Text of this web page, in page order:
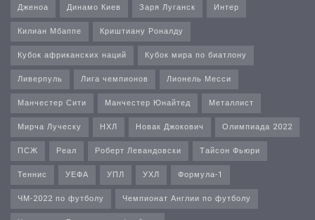
Дженоа
Динамо Киев Заря Луганск
Интер
Килиан Мбаппе
Криштиану Роналду
Кубок африканских наций
Кубок мира по биатлону
Ливерпуль
Лига чемпионов
Лионель Месси
Манчестер Сити
Манчестер Юнайтед
Металлист
Мирча Луческу
НХЛ Новак Джокович
Олимпиада 2022
ПСЖ
Реал Роберт Левандовски
Тайсон Фьюри
Теннис
УЕФА УПЛ УХЛ
Формула-1
ЧМ-2022 по футболу
Чемпионат Англии по футболу